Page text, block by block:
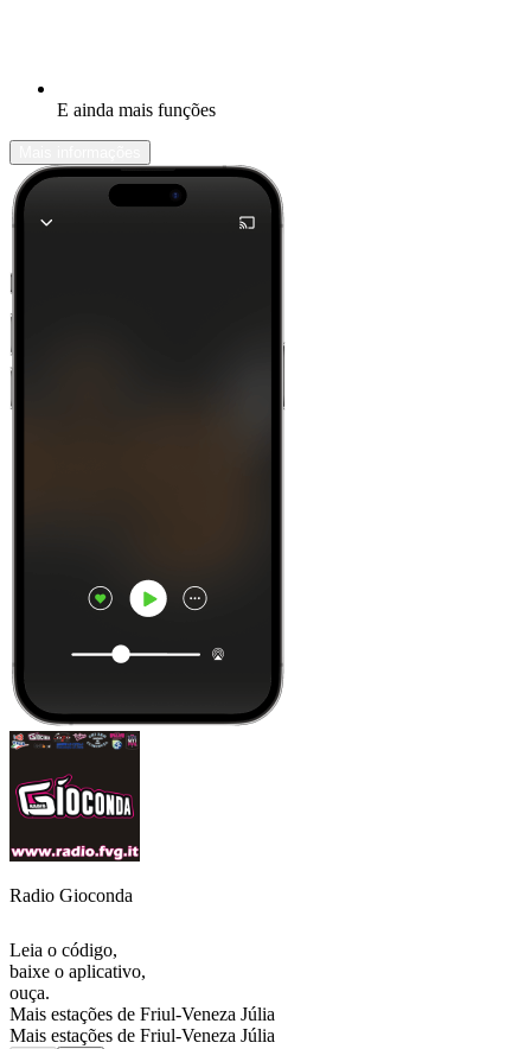
E ainda mais funções
Radio Gioconda
Leia o código,
baixe o aplicativo,
ouça.
Mais estações de Friul-Veneza Júlia
Mais estações de Friul-Veneza Júlia